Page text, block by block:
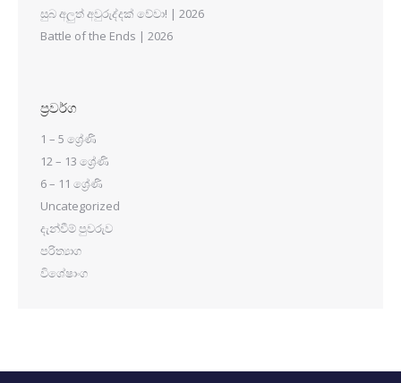
සුබ අලුත් අවුරුද්දක් වේවා! | 2026
Battle of the Ends | 2026
ප්‍රවර්ග
1 – 5 ශ්‍රේණි
12 – 13 ශ්‍රේණි
6 – 11 ශ්‍රේණි
Uncategorized
දැන්වීම් පුවරුව
පරිත්‍යාග
විශේෂාංග